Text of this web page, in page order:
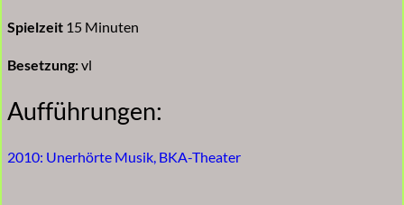
Spielzeit 15 Minuten
Besetzung:vl
Aufführungen:
2010: Unerhörte Musik, BKA-Theater